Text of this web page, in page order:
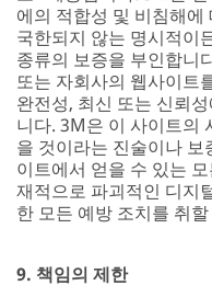
에의 적합성 및 비침해
국한되지 않는 명시적이
종류의 보증을 부인합니
또는 자회사의 웹사이트
완전성, 최신 또는 신뢰
니다. 3M은 이 사이트의
을 것이라는 진술이나
이트에서 얻을 수 있는
재적으로 파괴적인 디지
한 모든 예방 조치를 취
9. 책임의 제한